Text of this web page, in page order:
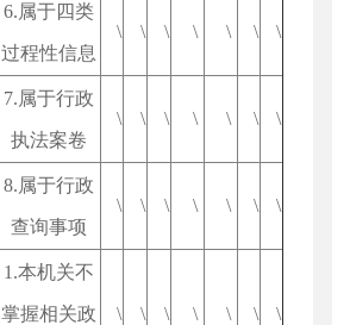
6.属于四类
过程性信息
\ \ \ \ \ \ \
7.属于行政
执法案卷
\ \ \ \ \ \ \
8.属于行政
查询事项
\ \ \ \ \ \ \
1.本机关不
掌握相关政 \ \ \ \ \ \ \